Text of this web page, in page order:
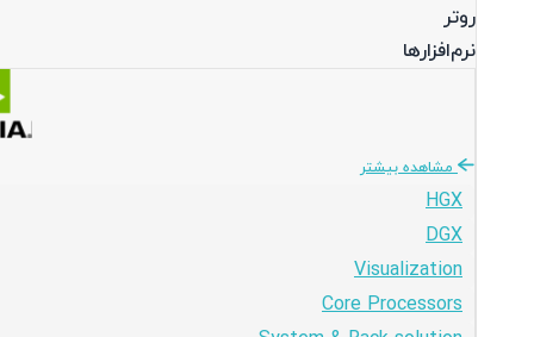
روتر
نرم‌افزارها
مشاهده بیشتر
HGX
DGX
Visualization
Core Processors